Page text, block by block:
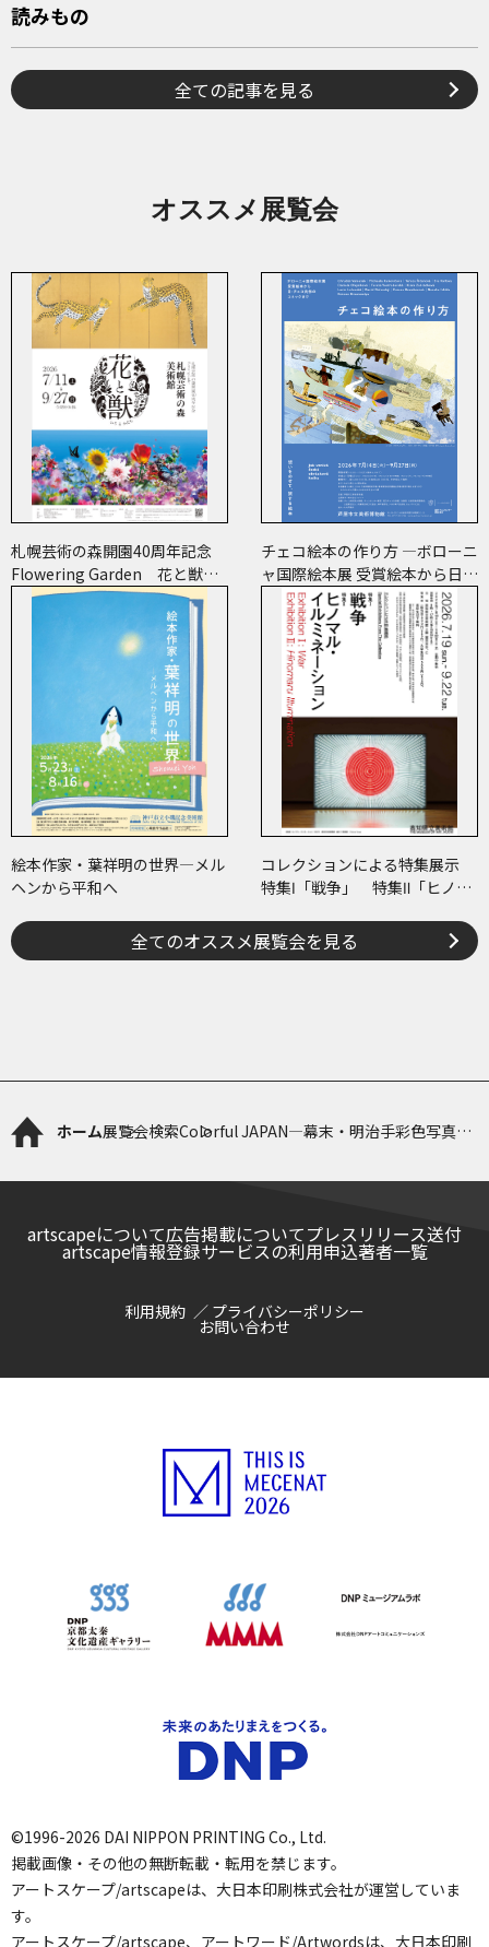
読みもの
全ての記事を見る
オススメ展覧会
札幌芸術の森開園40周年記念
Flowering Garden 花と獣
いろとかたち
チェコ絵本の作り方 ―ボローニ
ャ国際絵本展 受賞絵本から日･
チェコ共作のコミックまで―
絵本作家・葉祥明の世界―メル
ヘンから平和へ
コレクションによる特集展示
特集Ⅰ「戦争」 特集Ⅱ「ヒノマ
全てのオススメ展覧会を見る
ホーム展覧会検索Colorful JAPAN—幕末・明治手彩色写真へ
artscapeについて広告掲載についてプレスリリース送付
artscape情報登録サービスの利用申込著者一覧
利用規約 プライバシーポリシー
お問い合わせ
©1996-2026 DAI NIPPON PRINTING Co., Ltd.
掲載画像・その他の無断転載・転用を禁じます。
アートスケープ/artscapeは、大日本印刷株式会社が運営していま
す。
アートスケープ/artscape、アートワード/Artwordsは、大日本印刷